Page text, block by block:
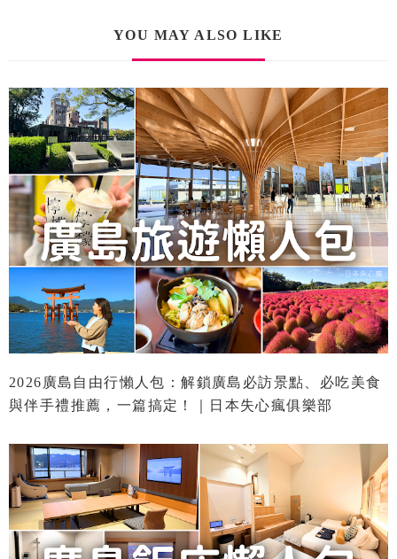
YOU MAY ALSO LIKE
2026廣島自由行懶人包：解鎖廣島必訪景點、必吃美食
與伴手禮推薦，一篇搞定！｜日本失心瘋俱樂部